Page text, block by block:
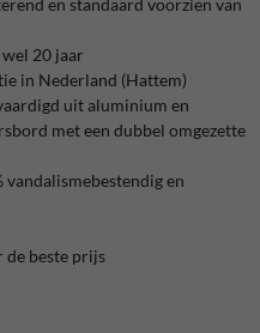
en standaard voorzien van
20 jaar
in Nederland (Hattem)
uit aluminium en
met een dubbel omgezette
en
beste prijs